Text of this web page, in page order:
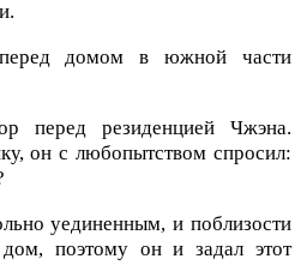
перед домом в южной части
перед резиденцией Чжэна.
он с любопытством спросил:
уединенным, и поблизости
поэтому он и задал этот